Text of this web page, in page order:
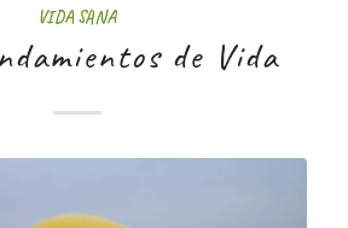
VIDA SANA
de Vida